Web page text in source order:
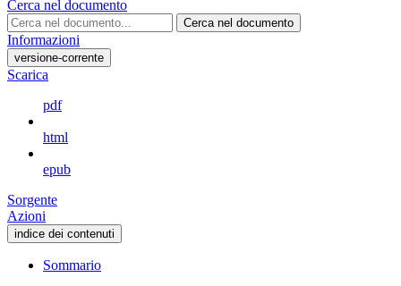
Cerca nel documento
Cerca nel documento
Informazioni
versione-corrente
Scarica
pdf
html
epub
Sorgente
Azioni
indice dei contenuti
Sommario